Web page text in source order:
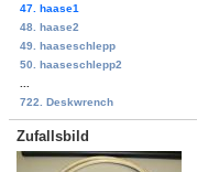
47. haase1
48. haase2
49. haaseschlepp
50. haaseschlepp2
722. Deskwrench
Zufallsbild